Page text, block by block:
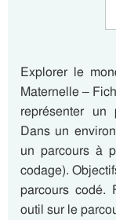
Explorer le
Maternelle –
représenter un
Dans un
un parcours à
codage).
parcours codé.
outil sur le